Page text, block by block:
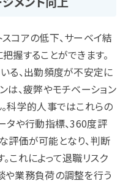
コアの低下、サーベイ結
握することができます。
る、出勤頻度が不安定に
は、疲弊やモチベーション
科学的人事ではこれらの
タや行動指標、360度評
評価が可能となり、判断
これによって退職リスク
や業務負荷の調整を行う